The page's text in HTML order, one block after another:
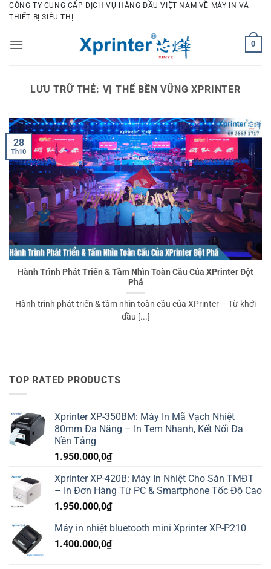
Bỏ
qua
dung
CÔNG TY CUNG CẤP DỊCH VỤ HÀNG ĐẦU VIỆT NAM VỀ MÁY IN VÀ
THIẾT BỊ SIÊU THỊ
0
LƯU TRỮ THẺ: VỊ THẾ BỀN VỮNG XPRINTER
Hành Trình Phát Triển & Tầm Nhìn Toàn Cầu Của XPrinter Đột
Phá
Hành trình phát triển & tầm nhìn toàn cầu của XPrinter – Từ khởi
đầu [...]
28
Th10
TOP RATED PRODUCTS
Xprinter XP-350BM: Máy In Mã Vạch Nhiệt
80mm Đa Năng – In Tem Nhanh, Kết Nối Đa
Nền Tảng
1.950.000,0₫
Xprinter XP-420B: Máy In Nhiệt Cho Sàn TMĐT
– In Đơn Hàng Từ PC & Smartphone Tốc Độ Cao
1.950.000,0₫
Máy in nhiệt bluetooth mini Xprinter XP-P210
1.400.000,0₫